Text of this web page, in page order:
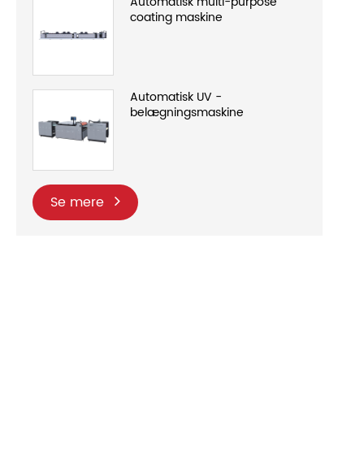
coating maskine
Automatisk UV -
belægningsmaskine
Se mere